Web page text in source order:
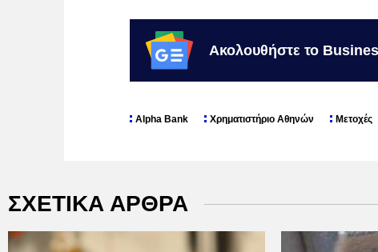
Ακολουθήστε το
Alpha Bank Χρηματιστήριο Αθηνών Μετοχές
ΣΧΕΤΙΚΑ ΑΡΘΡΑ